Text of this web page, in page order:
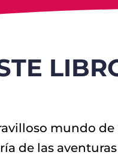
mundo
de las